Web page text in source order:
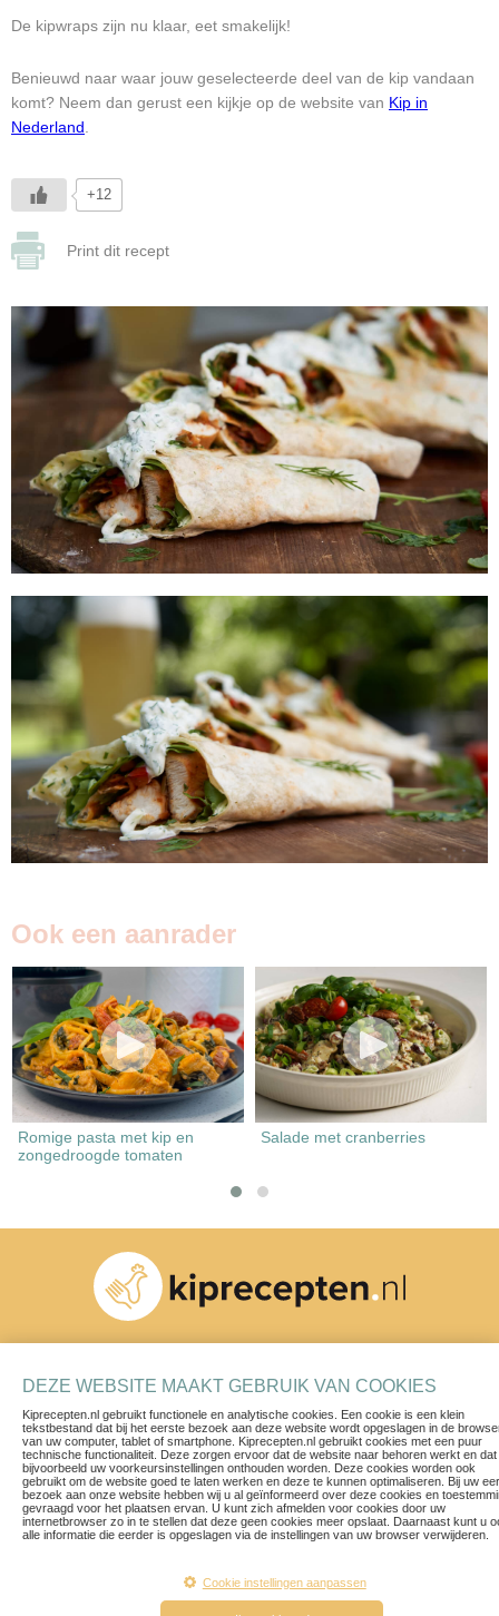
De kipwraps zijn nu klaar, eet smakelijk!
Benieuwd naar waar jouw geselecteerde deel van de kip vandaan
komt? Neem dan gerust een kijkje op de website van Kip in
Nederland
+12
Print dit recept
Ook een aanrader
Romige pasta met kip en
zongedroogde tomaten
Salade met cranberries
Recepten
Blogs & Vlogs
Contact
Privacy Policy
DEZE WEBSITE MAAKT GEBRUIK VAN COOKIES
Kiprecepten.nl gebruikt functionele en analytische cookies. Een cookie is een klein
tekstbestand dat bij het eerste bezoek aan deze website wordt opgeslagen in de
van uw computer, tablet of smartphone. Kiprecepten.nl gebruikt cookies met een puur
technische functionaliteit. Deze zorgen ervoor dat de website naar behoren werkt en dat
bijvoorbeeld uw voorkeursinstellingen onthouden worden. Deze cookies worden ook
gebruikt om de website goed te laten werken en deze te kunnen optimaliseren. Bij uw
bezoek aan onze website hebben wij u al geïnformeerd over deze cookies en
gevraagd voor het plaatsen ervan. U kunt zich afmelden voor cookies door uw
internetbrowser zo in te stellen dat deze geen cookies meer opslaat. Daarnaast kunt u
alle informatie die eerder is opgeslagen via de instellingen van uw browser verwijderen.
Cookie instellingen aanpassen